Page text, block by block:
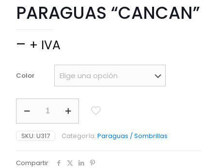
PARAGUAS “CANCAN”
– Price
$ 2.500
through
$ 26.000
+ IVA
Color
"CANCAN"
SKU: U317 Categoría: Paraguas / Sombrillas
Compartir